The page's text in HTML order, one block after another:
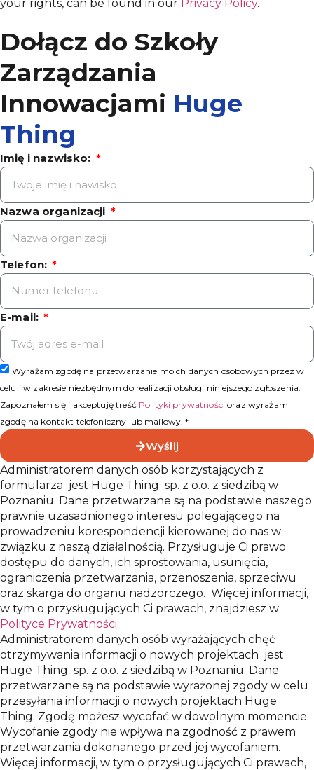
your rights, can be found in our Privacy Policy.
Dołącz do Szkoły
Zarządzania
Innowacjami Huge
Thing
Imię i nazwisko:
Nazwa organizacji
Telefon:
E-mail:
Wyrażam zgodę na przetwarzanie moich danych osobowych przez w
celu i w zakresie niezbędnym do realizacji obsługi niniejszego zgłoszenia.
Zapoznałem się i akceptuję treść Polityki prywatności oraz wyrażam
zgodę na kontakt telefoniczny lub mailowy. *
Wyślij
Administratorem danych osób korzystających z
formularza jest Huge Thing sp. z o.o. z siedzibą w
Poznaniu. Dane przetwarzane są na podstawie naszego
prawnie uzasadnionego interesu polegającego na
prowadzeniu korespondencji kierowanej do nas w
związku z naszą działalnością. Przysługuje Ci prawo
dostępu do danych, ich sprostowania, usunięcia,
ograniczenia przetwarzania, przenoszenia, sprzeciwu
oraz skarga do organu nadzorczego. Więcej informacji,
w tym o przysługujących Ci prawach, znajdziesz w
Polityce Prywatności.
Administratorem danych osób wyrażających chęć
otrzymywania informacji o nowych projektach jest
Huge Thing sp. z o.o. z siedzibą w Poznaniu. Dane
przetwarzane są na podstawie wyrażonej zgody w celu
przesyłania informacji o nowych projektach Huge
Thing. Zgodę możesz wycofać w dowolnym momencie.
Wycofanie zgody nie wpływa na zgodność z prawem
przetwarzania dokonanego przed jej wycofaniem.
Więcej informacji, w tym o przysługujących Ci prawach,